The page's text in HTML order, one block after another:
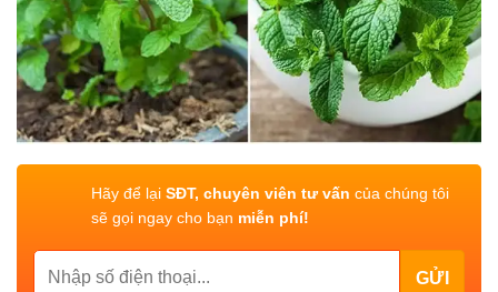
Hãy để lại SĐT, chuyên viên tư vấn của chúng tôi
sẽ gọi ngay cho bạn miễn phí!